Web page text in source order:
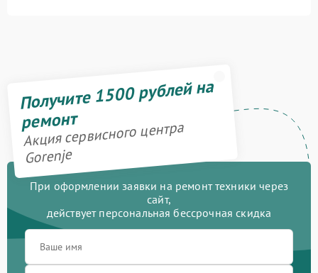
Получите 1500 рублей на
ремонт
Акция сервисного центра
Gorenje
При оформлении заявки на ремонт техники через
сайт,
действует персональная бессрочная скидка